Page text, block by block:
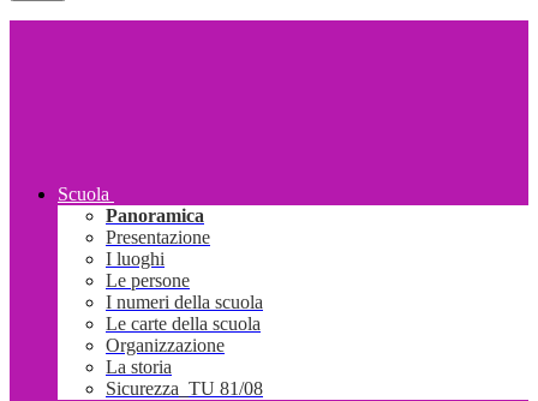
Scuola
Panoramica
Presentazione
I luoghi
Le persone
I numeri della scuola
Le carte della scuola
Organizzazione
La storia
Sicurezza_TU 81/08